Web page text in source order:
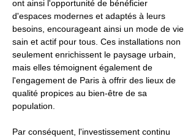
ont ainsi l'opportunité de bénéficier
d'espaces modernes et adaptés à leurs
besoins, encourageant ainsi un mode de vie
sain et actif pour tous. Ces installations non
seulement enrichissent le paysage urbain,
mais elles témoignent également de
l'engagement de Paris à offrir des lieux de
qualité propices au bien-être de sa
population.
Par conséquent, l'investissement continu